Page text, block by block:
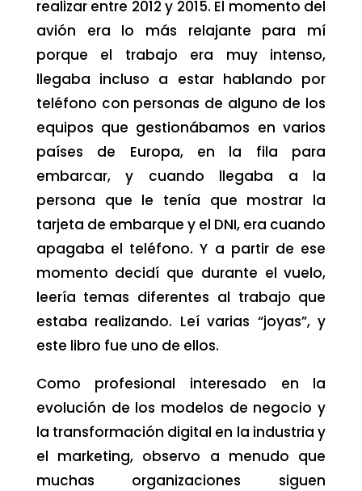
realizar entre 2012 y 2015. El momento del
avión era lo más relajante para mí
porque el trabajo era muy intenso,
llegaba incluso a estar hablando por
teléfono con personas de alguno de los
equipos que gestionábamos en varios
países de Europa, en la fila para
embarcar, y cuando llegaba a la
persona que le tenía que mostrar la
tarjeta de embarque y el DNI, era cuando
apagaba el teléfono. Y a partir de ese
momento decidí que durante el vuelo,
leería temas diferentes al trabajo que
estaba realizando. Leí varias “joyas”, y
este libro fue uno de ellos.
Como profesional interesado en la
evolución de los modelos de negocio y
la transformación digital en la industria y
el marketing, observo a menudo que
muchas organizaciones siguen